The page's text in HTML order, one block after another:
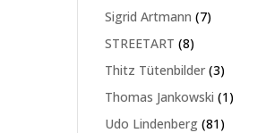
Produkt
Sigrid Artmann 77
STREETART 88
Produkte
Thitz Tütenbilder 33
Produkte
Thomas Jankowski 11
Udo Lindenberg 8181